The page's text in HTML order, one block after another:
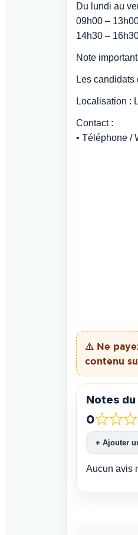
Du lundi au
09h00 –
14h30 –
Note
Les candidats
Localisation :
Contact :
• Téléphone /
⚠️ Ne
contenu
Notes
0
+ Ajouter
Aucun avis